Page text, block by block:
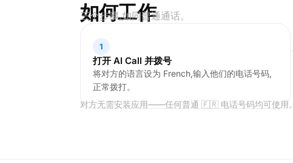
如何工作
三个步骤,如同普通通话。
1
打开 AI Call 并拨号
将对方的语言设为 French,输入他们的电话号码,
正常拨打。
对方无需安装应用——任何普通 🇫🇷 电话号码均可使用。